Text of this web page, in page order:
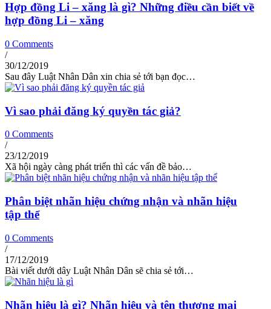
Hợp đồng Li – xăng là gì? Những điều cần biết về
hợp đồng Li – xăng
0 Comments
/
30/12/2019
Sau đây Luật Nhân Dân xin chia sẻ tới bạn đọc…
Vì sao phải đăng ký quyền tác giả?
0 Comments
/
23/12/2019
Xã hội ngày càng phát triển thì các vấn đề bảo…
Phân biệt nhãn hiệu chứng nhận và nhãn hiệu
tập thể
0 Comments
/
17/12/2019
Bài viết dưới dây Luật Nhân Dân sẽ chia sẻ tới…
Nhãn hiệu là gì? Nhãn hiệu và tên thương mại